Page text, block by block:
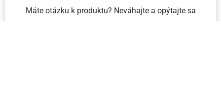
Máte otázku k produktu? Neváhajte a opýtajte sa